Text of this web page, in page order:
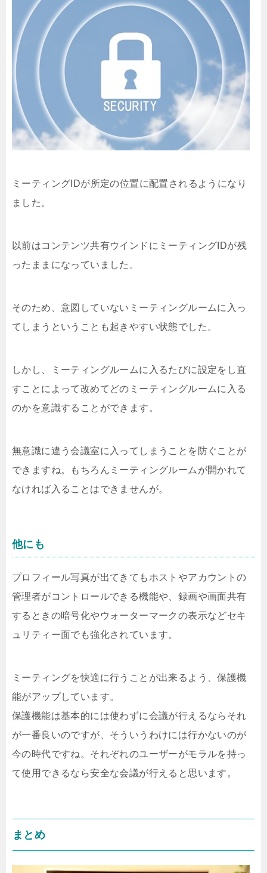
ミーティングIDが所定の位置に配置されるようになり
ました。
以前はコンテンツ共有ウインドにミーティングIDが残
ったままになっていました。
そのため、意図していないミーティングルームに入っ
てしまうということも起きやすい状態でした。
しかし、ミーティングルームに入るたびに設定をし直
すことによって改めてどのミーティングルームに入る
のかを意識することができます。
無意識に違う会議室に入ってしまうことを防ぐことが
できますね。もちろんミーティングルームが開かれて
なければ入ることはできませんが。
他にも
プロフィール写真が出てきてもホストやアカウントの
管理者がコントロールできる機能や、録画や画面共有
するときの暗号化やウォーターマークの表示などセキ
ュリティー面でも強化されています。
ミーティングを快適に行うことが出来るよう、保護機
能がアップしています。
保護機能は基本的には使わずに会議が行えるならそれ
が一番良いのですが、そういうわけには行かないのが
今の時代ですね。それぞれのユーザーがモラルを持っ
て使用できるなら安全な会議が行えると思います。
まとめ